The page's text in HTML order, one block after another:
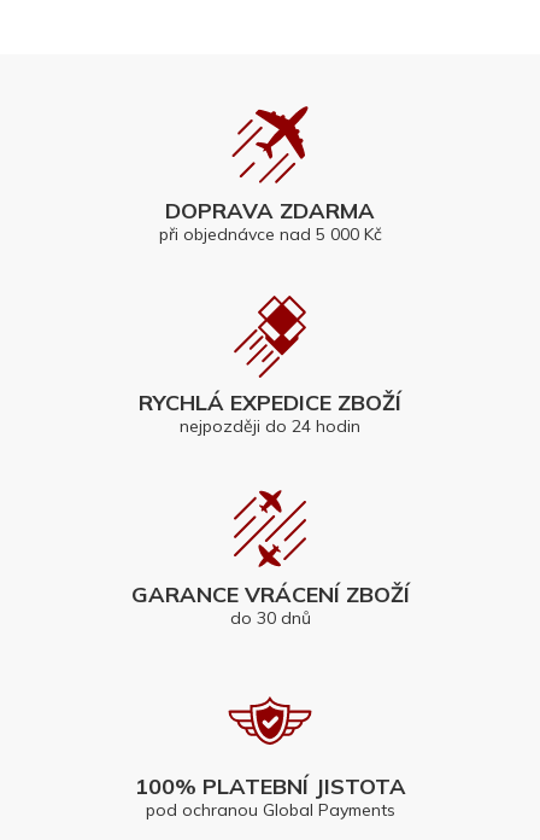
DOPRAVA ZDARMA
při objednávce nad 5 000 Kč
RYCHLÁ EXPEDICE ZBOŽÍ
nejpozději do 24 hodin
GARANCE VRÁCENÍ ZBOŽÍ
do 30 dnů
100% PLATEBNÍ JISTOTA
pod ochranou Global Payments